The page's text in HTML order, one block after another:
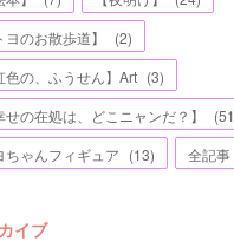
ヨのお散歩道】
(2)
色の、ふうせん】Art (3)
せの在処は、どこニャンだ？】
(51
ちゃんフィギュア (13) 全記事
イブ